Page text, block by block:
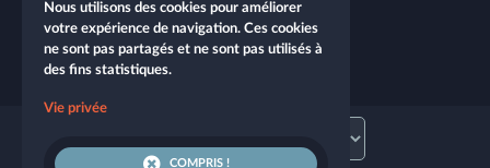
Nous utilisons des cookies pour améliorer
votre expérience de navigation. Ces cookies
ne sont pas partagés et ne sont pas utilisés à
des fins statistiques.
Vie privée
COMPRIS !